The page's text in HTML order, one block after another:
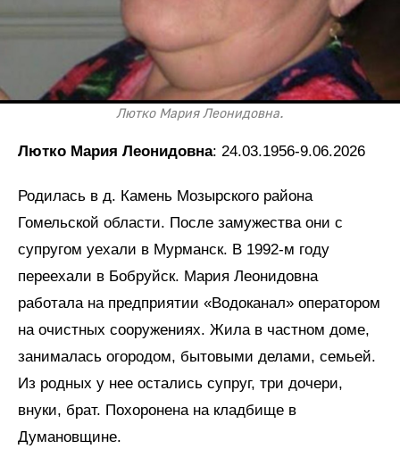
Лютко Мария Леонидовна.
Лютко Мария Леонидовна: 24.03.1956-9.06.2026
Родилась в д. Камень Мозырского района
Гомельской области. После замужества они с
супругом уехали в Мурманск. В 1992-м году
переехали в Бобруйск. Мария Леонидовна
работала на предприятии «Водоканал» оператором
на очистных сооружениях. Жила в частном доме,
занималась огородом, бытовыми делами, семьей.
Из родных у нее остались супруг, три дочери,
внуки, брат. Похоронена на кладбище в
Думановщине.